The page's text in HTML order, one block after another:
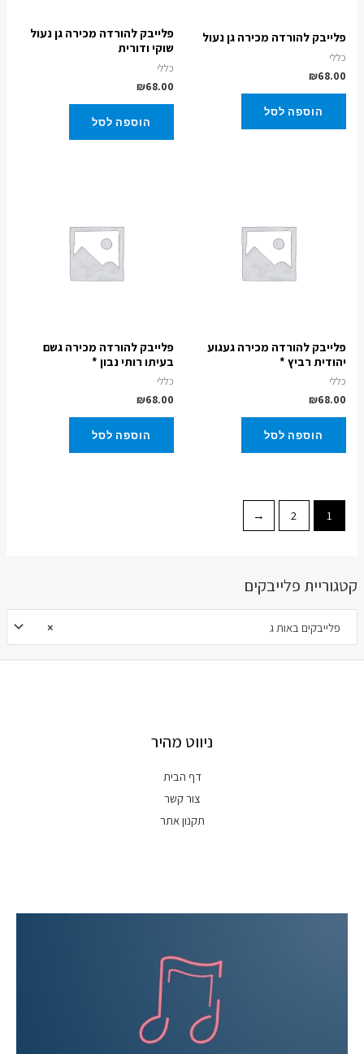
קטגוריית פלייבקים
× פלייבקים באות ג
פלייבק להורדה מכירה גן נעול
כללי
₪68.00
הוספה לסל
פלייבק להורדה מכירה גן נעול
שוקי ודורית
כללי
₪68.00
הוספה לסל
פלייבק להורדה מכירה געגוע
יהודית רביץ *
כללי
₪68.00
הוספה לסל
פלייבק להורדה מכירה גשם
בעיתו רותי נבון *
כללי
₪68.00
הוספה לסל
1
2
←
ניווט מהיר
דף הבית
צור קשר
תקנון אתר